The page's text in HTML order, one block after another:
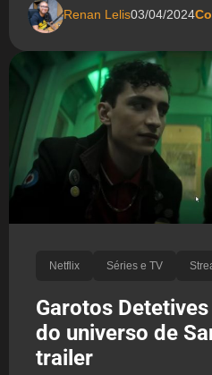
Renan Lelis03/04/2024
Netflix Séries e TV
Garotos
do universo de
trailer